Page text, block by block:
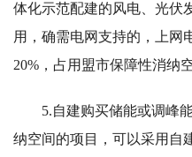
体化示范配建的风电、光伏
用，确需电网支持的，上网
20%，占用盟市保障性消纳空
5.自建购买储能或调峰
纳空间的项目，可以采用自